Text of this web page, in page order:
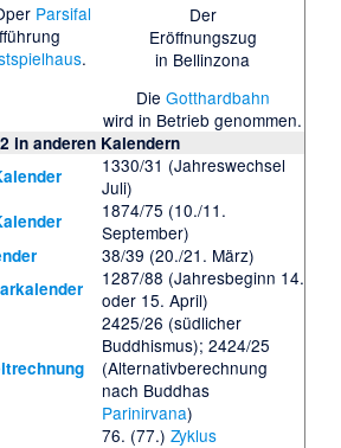
Parsifal
.
Der
Eröffnungszug
in Bellinzona
Die Gotthardbahn
wird in Betrieb genommen.
in anderen Kalendern
1330/31 (Jahreswechsel
Juli)
1874/75 (10./11.
September)
38/39 (20./21. März)
1287/88 (Jahresbeginn 14.
oder 15. April)
2425/26 (südlicher
Buddhismus); 2424/25
(Alternativberechnung
nach Buddhas
Parinirvana)
76. (77.) Zyklus